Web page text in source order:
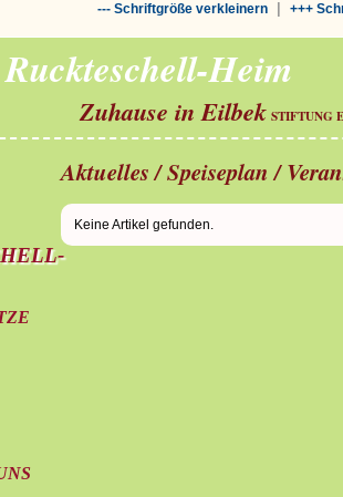
--- Schriftgröße verkleinern| +++
Ruckteschell-Heim
Zuhause in Eilbek STIFTUNG
Aktuelles / Speiseplan /
Keine Artikel gefunden.